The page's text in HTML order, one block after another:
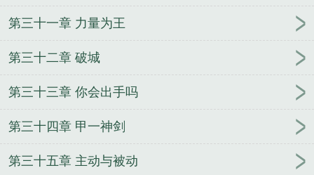
第三十一章 力量为王
第三十二章 破城
第三十三章 你会出手吗
第三十四章 甲一神剑
第三十五章 主动与被动